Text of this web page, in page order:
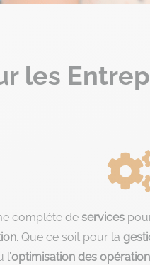
les
complète de services
. Que ce soit pour la
l’optimisation des